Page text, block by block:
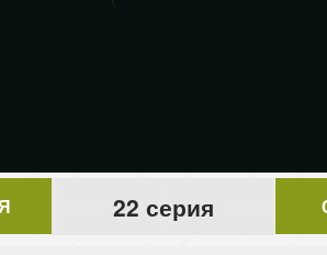
22 серия